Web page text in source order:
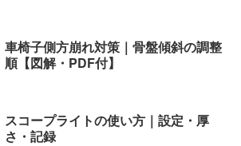
車椅子側方崩れ対策｜骨盤傾斜の調整
順【図解・PDF付】
スコープライトの使い方｜設定・厚
さ・記録